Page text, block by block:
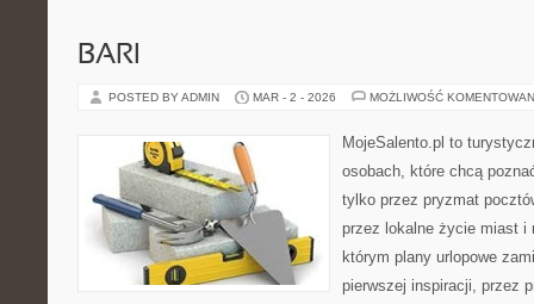
BARI
POSTED BY ADMIN MAR - 2 - 2026 MOŻLIWOŚĆ
MojeSalento.pl to
osobach, które chcą
tylko przez pryzmat
przez lokalne życie miast i
którym plany urlopowe
pierwszej inspiracji, przez